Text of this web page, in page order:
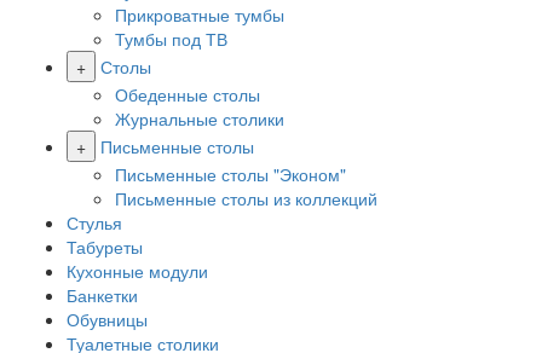
Прикроватные тумбы
Тумбы под ТВ
+ Столы
Обеденные столы
Журнальные столики
+
Письменные столы
Письменные столы "Эконом"
Письменные столы из коллекций
Стулья
Табуреты
Кухонные модули
Банкетки
Обувницы
Туалетные столики